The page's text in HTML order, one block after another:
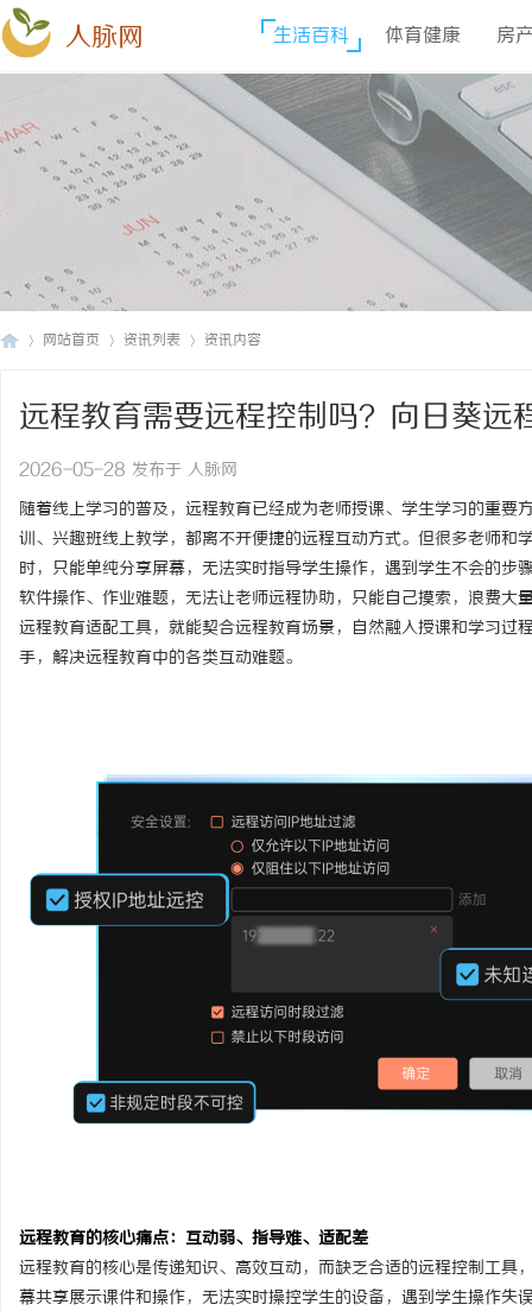
人脉网 生活百科 体育健康 房
网站首页 资讯列表 资讯内容
远程教育需要远程控制吗？向日葵远
2026-05-28 发布于 人脉网
随着线上学习的普及，远程教育已经成为老师授课、学生学习的重
训、兴趣班线上教学，都离不开便捷的远程互动方式。但很多老师和
时，只能单纯分享屏幕，无法实时指导学生操作，遇到学生不会的
软件操作、作业难题，无法让老师远程协助，只能自己摸索，浪费大
远程教育适配工具，就能契合远程教育场景，自然融入授课和学习
手，解决远程教育中的各类互动难题。
远程教育的核心痛点：互动弱、指导难、适配差
远程教育的核心是传递知识、高效互动，而缺乏合适的远程控制工
幕共享展示课件和操作，无法实时操控学生的设备，遇到学生操作
店最怕“搜不到”为什么隔壁店铺没花钱， 国内抽绳式垃圾袋批量